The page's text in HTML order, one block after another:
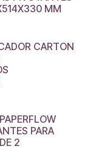
MM
CARTON
PARA
2